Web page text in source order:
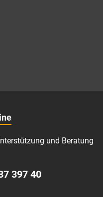
und Beratung
397 40